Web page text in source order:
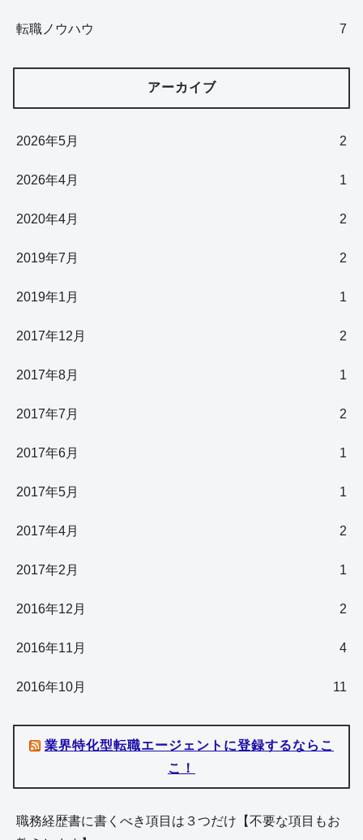
転職ノウハウ 7
アーカイブ
2026年5月 2
2026年4月 1
2020年4月 2
2019年7月 2
2019年1月 1
2017年12月 2
2017年8月 1
2017年7月 2
2017年6月 1
2017年5月 1
2017年4月 2
2017年2月 1
2016年12月 2
2016年11月 4
2016年10月 11
業界特化型転職エージェントに登録するならこ
こ！
職務経歴書に書くべき項目は３つだけ【不要な項目もお